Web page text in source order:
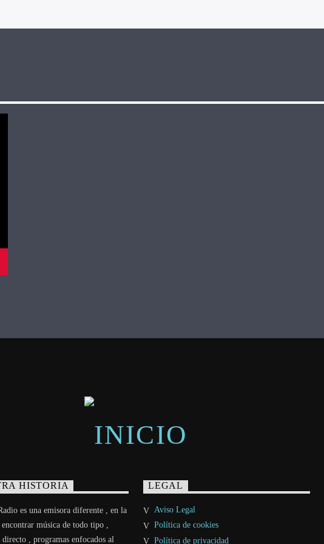
HISTORIA
es una emisora diferente , en la
encontrar música de todo tipo ,
directo , programas enfocados al
LEGAL
Aviso Legal
Política de cookies
Política de privacidad